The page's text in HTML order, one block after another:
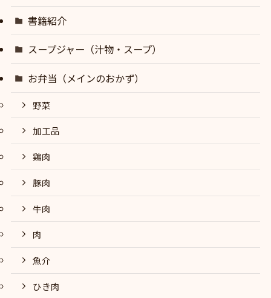
書籍紹介
スープジャー（汁物・スープ）
お弁当（メインのおかず）
野菜
加工品
鶏肉
豚肉
牛肉
肉
魚介
ひき肉